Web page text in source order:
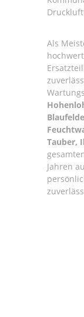
Als
Tauber,
Jahren